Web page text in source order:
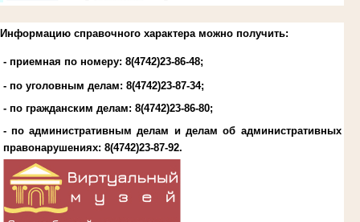
Информацию справочного характера можно получить:
- приемная по номеру: 8(4742)23-86-48;
- по уголовным делам: 8(4742)23-87-34;
- по гражданским делам: 8(4742)23-86-80;
- по административным делам и делам об административных
правонарушениях: 8(4742)23-87-92.